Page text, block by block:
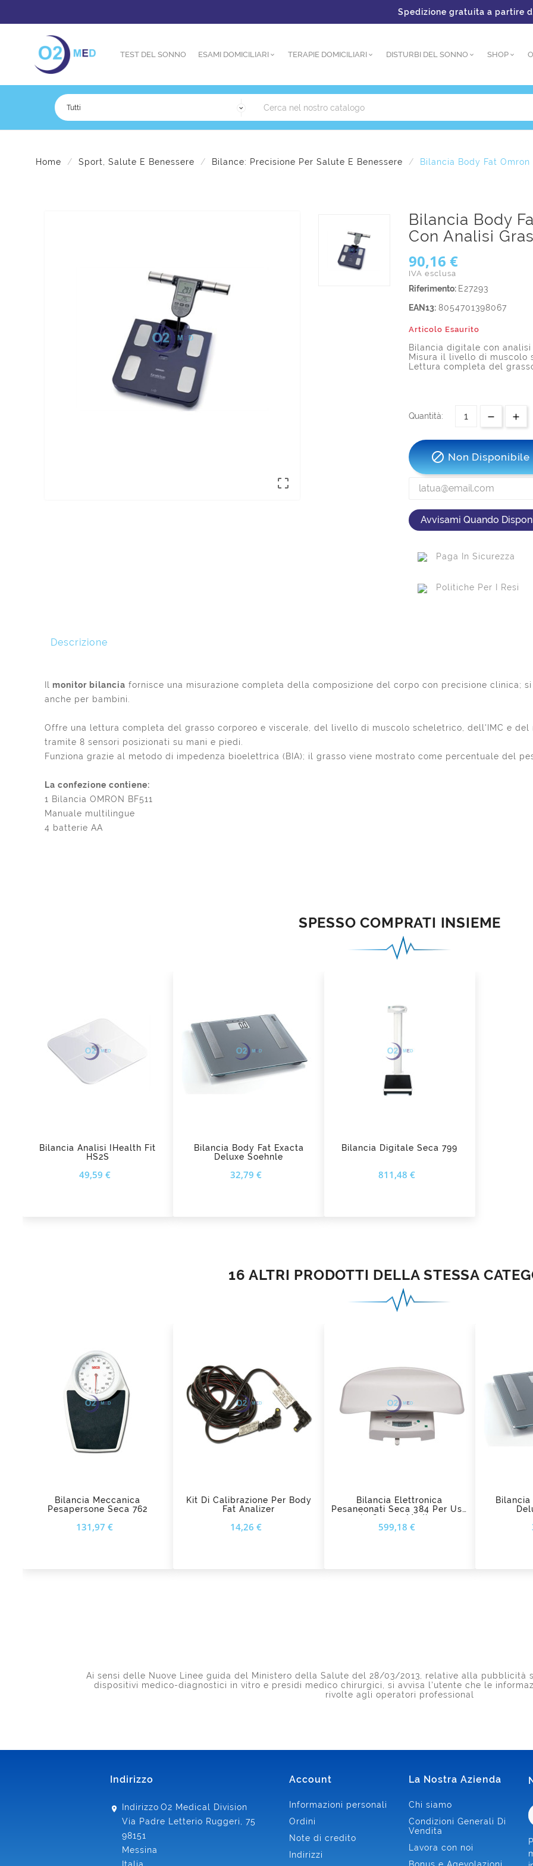
Spedizione gratuita a partire da
TEST DEL SONNO ESAMI DOMICILIARI TERAPIE DOMICILIARI DISTURBI DEL SONNO SHOP
Home Sport, Salute E Benessere Bilance: Precisione Per Salute E Benessere Bilancia Body Fat Omron

Bilancia Body
Con Analisi
90,16 €
IVA esclusa
Riferimento: E27293
EAN13: 8054701398067
Articolo Esaurito
Bilancia digitale con
Misura il livello di muscolo
Lettura completa del
Quantità:
 Non Disponibile
Avvisami Quando
Paga In Sicurezza
Politiche Per I Resi
Descrizione
monitor bilancia fornisce una misurazione completa della composizione del corpo con precisione clinica;
anche per bambini.
Offre una lettura completa del grasso corporeo e viscerale, del livello di muscolo scheletrico, dell'IMC e del
tramite 8 sensori posizionati su mani e piedi.
Funziona grazie al metodo di impedenza bioelettrica (BIA); il grasso viene mostrato come percentuale del
La confezione contiene:
1 Bilancia OMRON BF511
Manuale multilingue
4 batterie AA
SPESSO COMPRATI INSIEME
Bilancia Analisi IHealth Fit
HS2S
49,59 €
Bilancia Body Fat Exacta
Deluxe Soehnle
32,79 €
Bilancia Digitale Seca 799
811,48 €
16 ALTRI PRODOTTI DELLA STESSA
Bilancia Meccanica
Pesapersone Seca 762
131,97 €
Kit Di Calibrazione Per Body
Fat Analizer
14,26 €
Bilancia Elettronica
Pesaneonati Seca 384 Per Uso
In Campo Medico
599,18 €
Bilancia
Ai sensi delle Nuove Linee guida del Ministero della Salute del 28/03/2013, relative alla pubblicità
dispositivi medico-diagnostici in vitro e presidi medico chirurgici, si avvisa l'utente che le
rivolte agli operatori professional
Indirizzo
Indirizzo O2 Medical Division
Via Padre Letterio Ruggeri, 75
98151
Messina
Account
Informazioni personali
Ordini
Note di credito
Indirizzi
La Nostra Azienda
Chi siamo
Condizioni Generali Di
Vendita
Lavora con noi